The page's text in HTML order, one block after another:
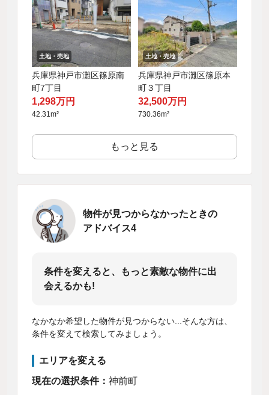
土地・売地
兵庫県神戸市灘区篠原南
町7丁目
1,298万円
42.31m²
土地・売地
兵庫県神戸市灘区篠原本
町３丁目
32,500万円
730.36m²
もっと見る
物件が見つからなかったときの
アドバイス4
条件を変えると、もっと素敵な物件に出
会えるかも!
なかなか希望した物件が見つからない...そんな方は、
条件を変えて検索してみましょう。
エリアを変える
現在の選択条件： 神前町